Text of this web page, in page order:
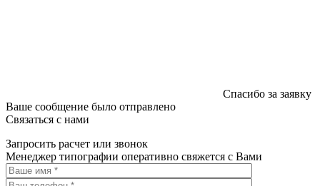
Спасибо за заявку
Ваше сообщение было отправлено
Связаться с нами
Запросить расчет или звонок
Менеджер типографии оперативно свяжется с Вами